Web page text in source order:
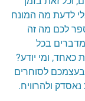
לדעת מה המונח
לכם מה זה
בכל
כאחד, ומי יודע?
לסוחרים
ולהרוויח.